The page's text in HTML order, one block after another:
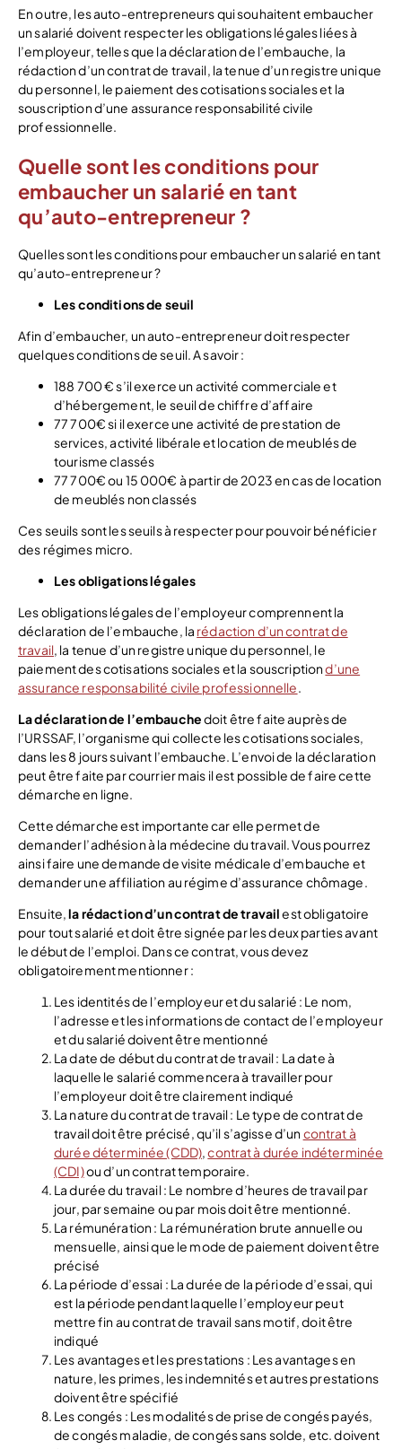
En outre, les auto-entrepreneurs qui souhaitent embaucher
un salarié doivent respecter les obligations légales liées à
l’employeur, telles que la déclaration de l’embauche, la
rédaction d’un contrat de travail, la tenue d’un registre unique
du personnel, le paiement des cotisations sociales et la
souscription d’une assurance responsabilité civile
professionnelle.
Quelle sont les conditions pour
embaucher un salarié en tant
qu’auto-entrepreneur ?
Quelles sont les conditions pour embaucher un salarié en tant
qu’auto-entrepreneur ?
Les conditions de seuil
Afin d’embaucher, un auto-entrepreneur doit respecter
quelques conditions de seuil. A savoir :
188 700 € s’il exerce un activité commerciale et
d’hébergement, le seuil de chiffre d’affaire
77 700€ si il exerce une activité de prestation de
services, activité libérale et location de meublés de
tourisme classés
77 700€ ou 15 000€ à partir de 2023 en cas de location
de meublés non classés
Ces seuils sont les seuils à respecter pour pouvoir bénéficier
des régimes micro.
Les obligations légales
Les obligations légales de l’employeur comprennent la
déclaration de l’embauche, la rédaction d’un contrat de
travail, la tenue d’un registre unique du personnel, le
paiement des cotisations sociales et la souscriptiond’une
assurance responsabilité civile professionnelle.
La déclaration de l’embauchedoit être faite auprès de
l’URSSAF, l’organisme qui collecte les cotisations sociales,
dans les 8 jours suivant l’embauche. L’envoi de la déclaration
peut être faite par courrier mais il est possible de faire cette
démarche en ligne.
Cette démarche est importante car elle permet de
demander l’adhésion à la médecine du travail. Vous pourrez
ainsi faire une demande de visite médicale d’embauche et
demander une affiliation au régime d’assurance chômage.
Ensuite,la rédaction d’un contrat de travailest obligatoire
pour tout salarié et doit être signée par les deux parties avant
le début de l’emploi. Dans ce contrat, vous devez
obligatoirement mentionner :
Les identités de l’employeur et du salarié : Le nom,
l’adresse et les informations de contact de l’employeur
et du salarié doivent être mentionné
La date de début du contrat de travail : La date à
laquelle le salarié commencera à travailler pour
l’employeur doit être clairement indiqué
La nature du contrat de travail : Le type de contrat de
travail doit être précisé, qu’il s’agisse d’uncontrat à
durée déterminée (CDD),contrat à durée indéterminée
(CDI)ou d’un contrat temporaire.
La durée du travail : Le nombre d’heures de travail par
jour, par semaine ou par mois doit être mentionné.
La rémunération : La rémunération brute annuelle ou
mensuelle, ainsi que le mode de paiement doivent être
précisé
La période d’essai : La durée de la période d’essai, qui
est la période pendant laquelle l’employeur peut
mettre fin au contrat de travail sans motif, doit être
indiqué
Les avantages et les prestations : Les avantages en
nature, les primes, les indemnités et autres prestations
doivent être spécifié
Les congés : Les modalités de prise de congés payés,
de congés maladie, de congés sans solde, etc. doivent